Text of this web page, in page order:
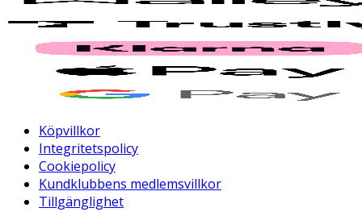
Köpvillkor
Integritetspolicy
Cookiepolicy
Kundklubbens medlemsvillkor
Tillgänglighet